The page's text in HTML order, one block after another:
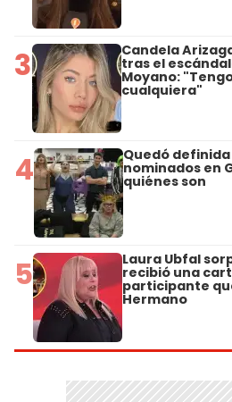
3 Candela
tras el
Moyano:
cualquiera"
4 Quedó
nominados en
quiénes son
5 Laura Ubfal
recibió una
participante
Hermano